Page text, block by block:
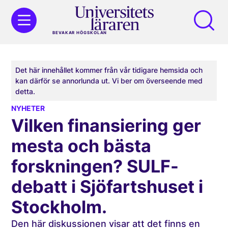
BEVAKAR HÖGSKOLAN
Det här innehållet kommer från vår tidigare hemsida och
kan därför se annorlunda ut. Vi ber om överseende med
detta.
NYHETER
Vilken finansiering ger
mesta och bästa
forskningen? SULF-
debatt i Sjöfartshuset i
Stockholm.
Den här diskussionen visar att det finns en